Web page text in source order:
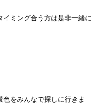
ミング合う方は是非一緒に
をみんなで探しに行きま